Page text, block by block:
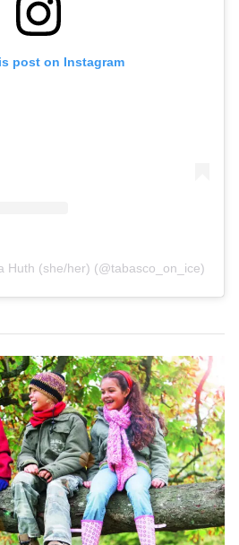
post on Instagram
Huth (she/her) (@tabasco_on_ice)